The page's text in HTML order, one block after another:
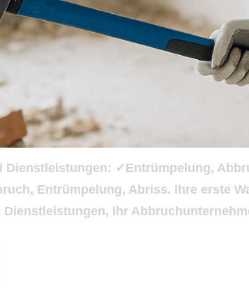
Dienstleistungen: ✓Entrümpelung,
Entrümpelung, Abriss. Ihre erste
Dienstleistungen, Ihr